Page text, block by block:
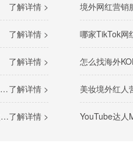
了解详情 > 境外网红营销
了解详情 > 哪家TikTok网
了解详情 > 怎么找海外
了解详情 > 美妆境外红人
了解详情 > YouTube达人